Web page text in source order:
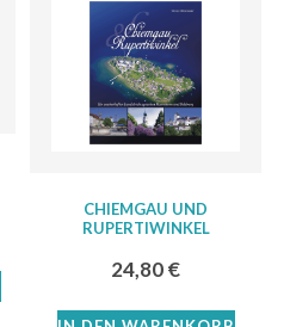
CHIEMGAU UND
RUPERTIWINKEL
24,80€